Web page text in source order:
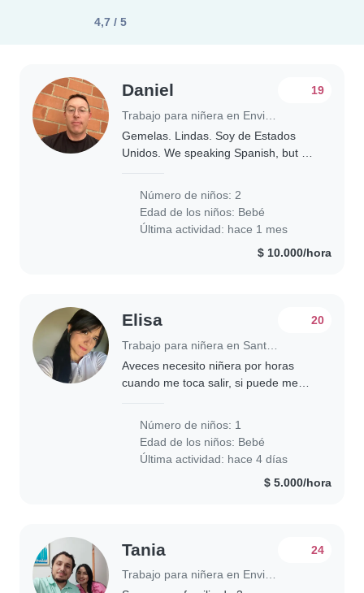
4,7 / 5
Daniel 19
Gemelas. Lindas. Soy de Estados
Unidos. We speaking Spanish, but not
Número de niños: 2
Edad de los niños: Bebé
Última actividad: hace 1 mes
$ 10.000/hora
Elisa 20
Aveces necesito niñera por horas
cuando me toca salir, si puede me
Número de niños: 1
Edad de los niños: Bebé
Última actividad: hace 4 días
$ 5.000/hora
Tania
Trabajo para niñera en Envigado
24